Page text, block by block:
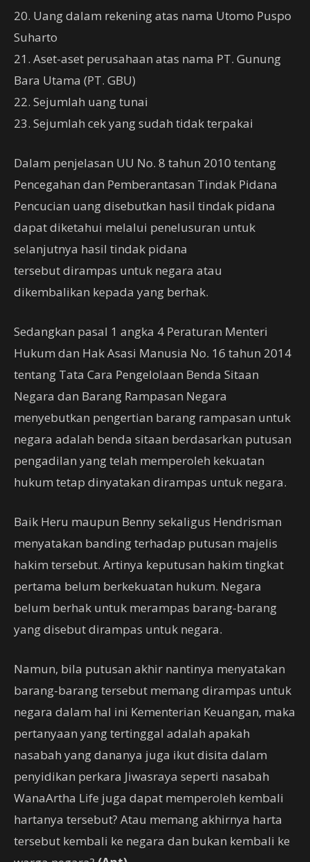
20. Uang dalam rekening atas nama Utomo Puspo
Suharto
21. Aset-aset perusahaan atas nama PT. Gunung
Bara Utama (PT. GBU)
22. Sejumlah uang tunai
23. Sejumlah cek yang sudah tidak terpakai
Dalam penjelasan UU No. 8 tahun 2010 tentang
Pencegahan dan Pemberantasan Tindak Pidana
Pencucian uang disebutkan hasil tindak pidana
dapat diketahui melalui penelusuran untuk
selanjutnya hasil tindak pidana
tersebut dirampas untuk negara atau
dikembalikan kepada yang berhak.
Sedangkan pasal 1 angka 4 Peraturan Menteri
Hukum dan Hak Asasi Manusia No. 16 tahun 2014
tentang Tata Cara Pengelolaan Benda Sitaan
Negara dan Barang Rampasan Negara
menyebutkan pengertian barang rampasan untuk
negara adalah benda sitaan berdasarkan putusan
pengadilan yang telah memperoleh kekuatan
hukum tetap dinyatakan dirampas untuk negara.
Baik Heru maupun Benny sekaligus Hendrisman
menyatakan banding terhadap putusan majelis
hakim tersebut. Artinya keputusan hakim tingkat
pertama belum berkekuatan hukum. Negara
belum berhak untuk merampas barang-barang
yang disebut dirampas untuk negara.
Namun, bila putusan akhir nantinya menyatakan
barang-barang tersebut memang dirampas untuk
negara dalam hal ini Kementerian Keuangan, maka
pertanyaan yang tertinggal adalah apakah
nasabah yang dananya juga ikut disita dalam
penyidikan perkara Jiwasraya seperti nasabah
WanaArtha Life juga dapat memperoleh kembali
hartanya tersebut? Atau memang akhirnya harta
tersebut kembali ke negara dan bukan kembali ke